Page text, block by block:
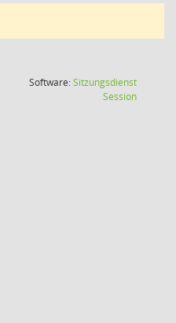
Software:Sitzungsdienst
Session(Wird in